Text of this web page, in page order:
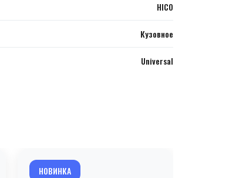
HICO
Кузовное
Universal
НОВИНКА